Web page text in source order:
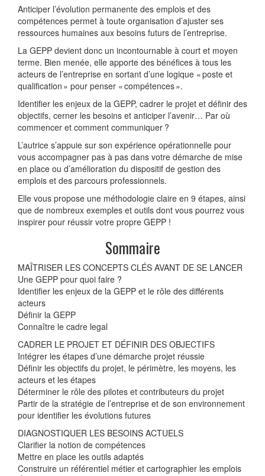
Anticiper l’évolution permanente des emplois et des
compétences permet à toute organisation d’ajuster ses
ressources humaines aux besoins futurs de l’entreprise.
La GEPP devient donc un incontournable à court et moyen
terme. Bien menée, elle apporte des bénéfices à tous les
acteurs de l’entreprise en sortant d’une logique « poste et
qualification » pour penser « compétences ».
Identifier les enjeux de la GEPP, cadrer le projet et définir des
objectifs, cerner les besoins et anticiper l’avenir… Par où
commencer et comment communiquer ?
L’autrice s’appuie sur son expérience opérationnelle pour
vous accompagner pas à pas dans votre démarche de mise
en place ou d’amélioration du dispositif de gestion des
emplois et des parcours professionnels.
Elle vous propose une méthodologie claire en 9 étapes, ainsi
que de nombreux exemples et outils dont vous pourrez vous
inspirer pour réussir votre propre GEPP !
Sommaire
MAÎTRISER LES CONCEPTS CLÉS AVANT DE SE LANCER
Une GEPP pour quoi faire ?
Identifier les enjeux de la GEPP et le rôle des différents
acteurs
Définir la GEPP
Connaître le cadre legal
CADRER LE PROJET ET DÉFINIR DES OBJECTIFS
Intégrer les étapes d’une démarche projet réussie
Définir les objectifs du projet, le périmètre, les moyens, les
acteurs et les étapes
Déterminer le rôle des pilotes et contributeurs du projet
Partir de la stratégie de l’entreprise et de son environnement
pour identifier les évolutions futures
DIAGNOSTIQUER LES BESOINS ACTUELS
Clarifier la notion de compétences
Mettre en place les outils adaptés
Construire un référentiel métier et cartographier les emplois